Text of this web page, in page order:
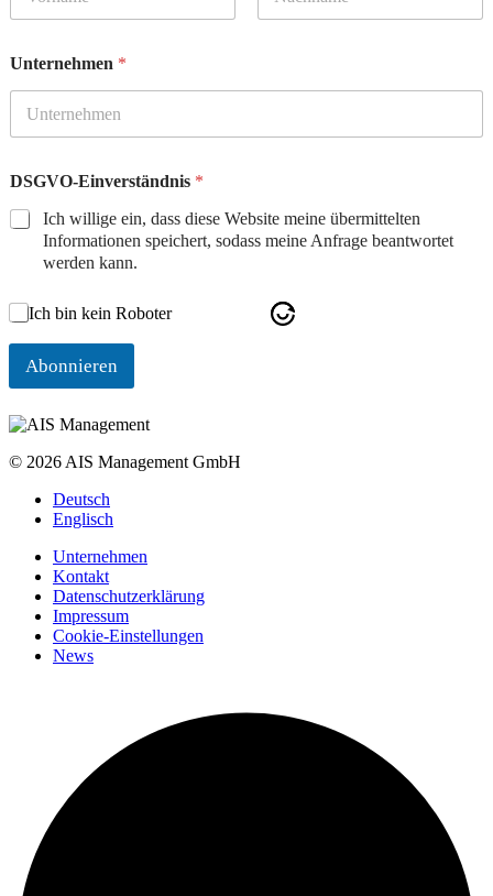
Unternehmen *
DSGVO-Einverständnis *
Ich willige ein, dass diese Website meine übermittelten
Informationen speichert, sodass meine Anfrage beantwortet
werden kann.
Ich bin kein Roboter
Abonnieren
© 2026 AIS Management GmbH
Deutsch
Englisch
Unternehmen
Kontakt
Datenschutzerklärung
Impressum
Cookie-Einstellungen
News